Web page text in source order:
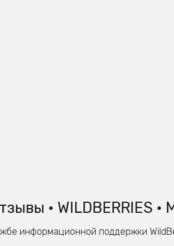
• WILDBERRIES •
информационной поддержки